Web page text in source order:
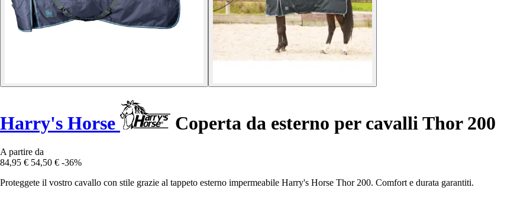
Harry's Horse Coperta da esterno per cavalli Thor 200
A partire da
84,95 € 54,50 € -36%
Proteggete il vostro cavallo con stile grazie al tappeto esterno impermeabile Harry's Horse Thor 200. Comfort e durata garantiti.